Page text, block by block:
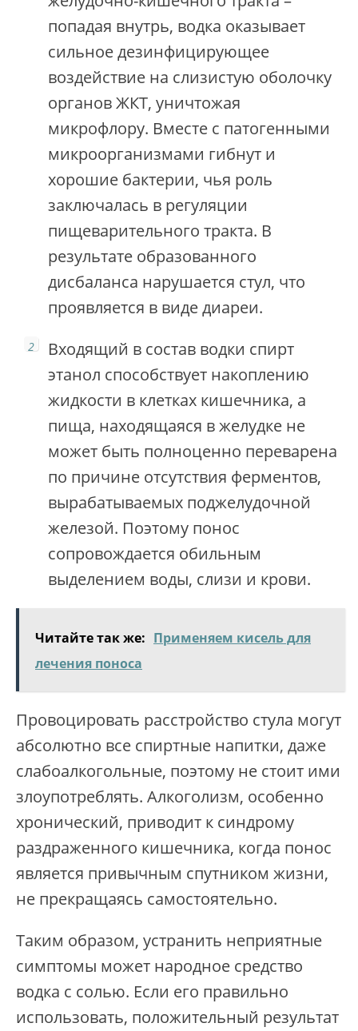
попадая внутрь, водка оказывает
сильное дезинфицирующее
воздействие на слизистую оболочку
органов ЖКТ, уничтожая
микрофлору. Вместе с патогенными
микроорганизмами гибнут и
хорошие бактерии, чья роль
заключалась в регуляции
пищеварительного тракта. В
результате образованного
дисбаланса нарушается стул, что
проявляется в виде диареи.
Входящий в состав водки спирт
этанол способствует накоплению
жидкости в клетках кишечника, а
пища, находящаяся в желудке не
может быть полноценно переварена
по причине отсутствия ферментов,
вырабатываемых поджелудочной
железой. Поэтому понос
сопровождается обильным
выделением воды, слизи и крови.
Читайте так же: Применяем кисель для
лечения поноса
Провоцировать расстройство стула могут
абсолютно все спиртные напитки, даже
слабоалкогольные, поэтому не стоит ими
злоупотреблять. Алкоголизм, особенно
хронический, приводит к синдрому
раздраженного кишечника, когда понос
является привычным спутником жизни,
не прекращаясь самостоятельно.
Таким образом, устранить неприятные
симптомы может народное средство
водка с солью. Если его правильно
использовать, положительный результат